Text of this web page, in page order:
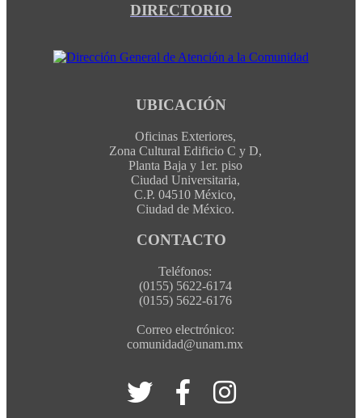
DIRECTORIO
UBICACIÓN
Oficinas Exteriores,
Zona Cultural Edificio C y D,
Planta Baja y 1er. piso
Ciudad Universitaria,
C.P. 04510 México,
Ciudad de México.
CONTACTO
Teléfonos:
(0155) 5622-6174
(0155) 5622-6176
Correo electrónico:
comunidad@unam.mx